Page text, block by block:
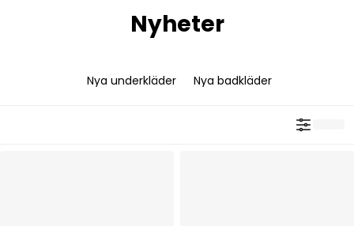
Nyheter
Nya underkläder Nya badkläder